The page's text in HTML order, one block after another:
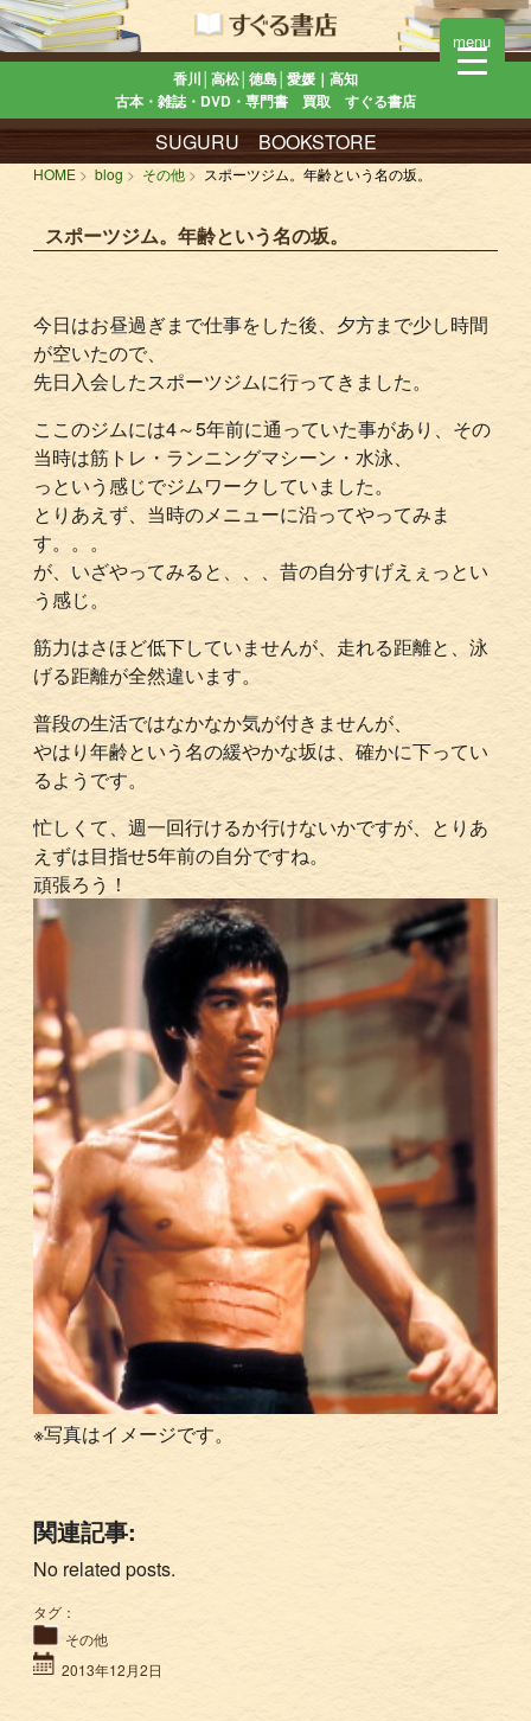
香川│高松│徳島│愛媛｜高知
古本・雑誌・DVD・専門書 買取 すぐる書店
SUGURU BOOKSTORE
HOME blog その他 スポーツジム。年齢という名の坂。
スポーツジム。年齢という名の坂。
今日はお昼過ぎまで仕事をした後、夕方まで少し時間
が空いたので、
先日入会したスポーツジムに行ってきました。
ここのジムには4～5年前に通っていた事があり、その
当時は筋トレ・ランニングマシーン・水泳、
っという感じでジムワークしていました。
とりあえず、当時のメニューに沿ってやってみま
す。。。
が、いざやってみると、、、昔の自分すげえぇっとい
う感じ。
筋力はさほど低下していませんが、走れる距離と、泳
げる距離が全然違います。
普段の生活ではなかなか気が付きませんが、
やはり年齢という名の緩やかな坂は、確かに下ってい
るようです。
忙しくて、週一回行けるか行けないかですが、とりあ
えずは目指せ5年前の自分ですね。
頑張ろう！
※写真はイメージです。
関連記事:
No related posts.
タグ：
その他
2013年12月2日
menu